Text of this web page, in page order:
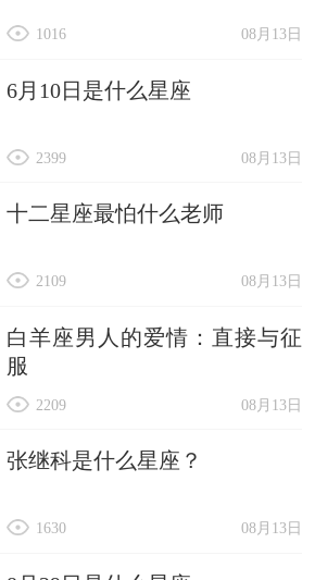
08月13日
1016
6月10日是什么星座
08月13日
2399
十二星座最怕什么老师
08月13日
2109
白羊座男人的爱情：直接与征
服
08月13日
2209
张继科是什么星座？
08月13日
1630